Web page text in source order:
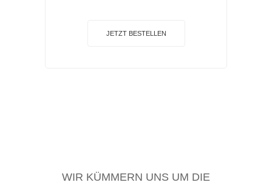
JETZT BESTELLEN
WIR KÜMMERN UNS UM DIE